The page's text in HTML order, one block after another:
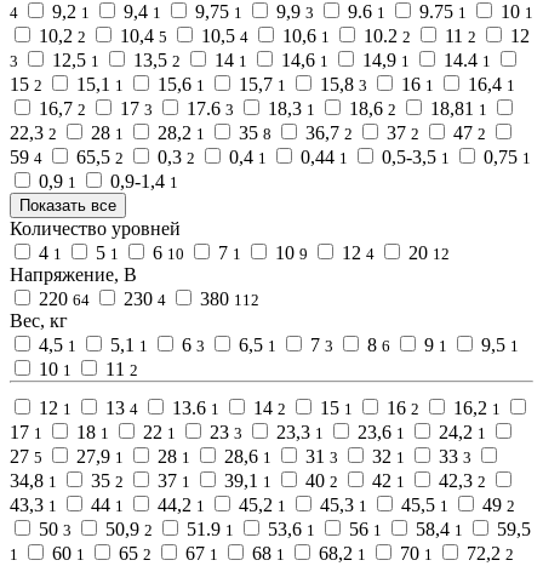
4 9,2 1 9,4 1 9,75 1 9,9 3 9.6 1 9.75 1 10 1
10,2 2 10,4 5 10,5 4 10,6 1 10.2 2 11 2 12
3 12,5 1 13,5 2 14 1 14,6 1 14,9 1 14.4 1
15 2 15,1 1 15,6 1 15,7 1 15,8 3 16 1 16,4 1
16,7 2 17 3 17.6 3 18,3 1 18,6 2 18,81 1
22,3 2 28 1 28,2 1 35 8 36,7 2 37 2 47 2
59 4 65,5 2 0,3 2 0,4 1 0,44 1 0,5-3,5 1 0,75 1
0,9 1 0,9-1,4 1
Показать все
Количество уровней
4 1 5 1 6 10 7 1 10 9 12 4 20 12
Напряжение, В
220 64 230 4 380 112
Вес, кг
4,5 1 5,1 1 6 3 6,5 1 7 3 8 6 9 1 9,5 1
10 1 11 2
12 1 13 4 13.6 1 14 2 15 1 16 2 16,2 1
17 1 18 1 22 1 23 3 23,3 1 23,6 1 24,2 1
27 5 27,9 1 28 1 28,6 1 31 3 32 1 33 3
34,8 1 35 2 37 1 39,1 1 40 2 42 1 42,3 2
43,3 1 44 1 44,2 1 45,2 1 45,3 1 45,5 1 49 2
50 3 50,9 2 51.9 1 53,6 1 56 1 58,4 1 59,5
1 60 1 65 2 67 1 68 1 68,2 1 70 1 72,2 2